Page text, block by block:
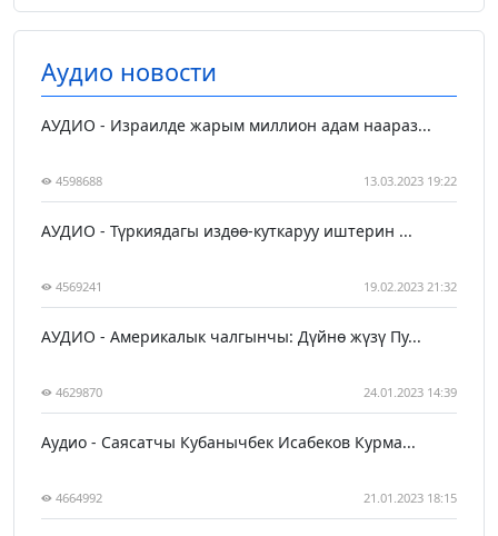
Аудио новости
АУДИО - Израилде жарым миллион адам наараз...
4598688 13.03.2023 19:22
АУДИО - Түркиядагы издөө-куткаруу иштерин ...
4569241 19.02.2023 21:32
АУДИО - Америкалык чалгынчы: Дүйнө жүзү Пу...
4629870 24.01.2023 14:39
Аудио - Саясатчы Кубанычбек Исабеков Курма...
4664992 21.01.2023 18:15